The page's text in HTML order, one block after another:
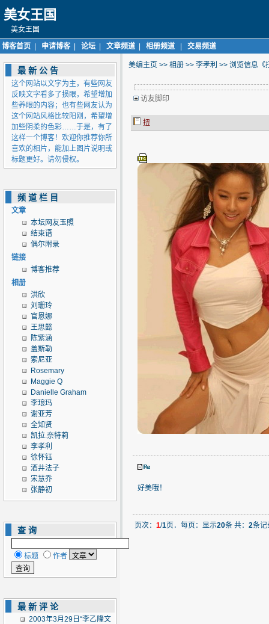
美女王国
美女王国
博客首页
申请博客 论坛 文章频道 相册频道 交易频道
最新公告
这个网站以文字为主，有些网友
反映文字看多了损眼，希望增加
些养眼的内容；也有些网友认为
这个网站风格比较阳刚，希望增
加些阴柔的色彩……于是，有了
这样一个博客！欢迎你推荐你所
喜欢的相片，能加上图片说明或
标题更好。请勿侵权。
频道栏目
文章
本坛网友玉照
结束语
偶尔附录
链接
博客推荐
相册
洪欣
刘珊玲
官恩娜
王思懿
陈紫涵
盖斯勒
索尼亚
Rosemary
Maggie Q
Danielle Graham
李琅玛
谢亚芳
全知贤
凯拉.奈特莉
李孝利
徐怀钰
酒井法子
宋慧乔
张静初
查询
标题 作者
最新评论
2003年3月29日“李乙隆文
美编主页 >> 相册 >> 李孝利 >> 浏览信息《
访友脚印
扭
好美哦！
页次： 1/1页．每页：显示20条 共： 2条记